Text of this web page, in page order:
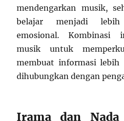
mendengarkan musik,
belajar menjadi
emosional. Kombinasi
musik untuk
membuat informasi
dihubungkan dengan
Irama dan Nada